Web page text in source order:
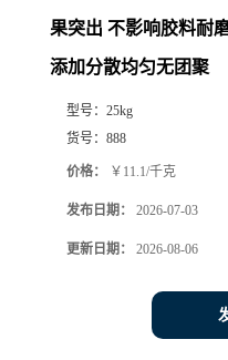
果突出 不影响胶料耐
添加分散均匀无团聚
型号： 25kg
货号： 888
价格： ￥11.1/千克
发布日期： 2026-07-03
更新日期： 2026-08-06